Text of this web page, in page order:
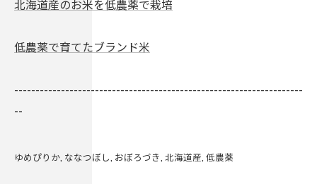
北海道産のお米を低農薬で栽培
低農薬で育てたブランド米
--------------------------------------------------------------------
--
ゆめぴりか ななつぼし おぼろづき 北海道産 低農薬